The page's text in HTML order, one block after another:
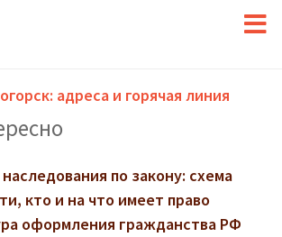
адреса и горячая линия
по закону: схема
кто и на что имеет право
оформления гражданства РФ